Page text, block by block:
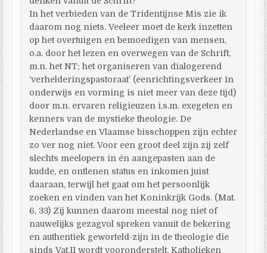
In het verbieden van de Tridentijnse Mis zie ik
daarom nog niets. Veeleer moet de kerk inzetten
op het overtuigen en bemoedigen van mensen,
o.a. door het lezen en overwegen van de Schrift,
m.n. het NT; het organiseren van dialogerend
‘verhelderingspastoraat’ (eenrichtingsverkeer in
onderwijs en vorming is niet meer van deze tijd)
door m.n. ervaren religieuzen i.s.m. exegeten en
kenners van de mystieke theologie. De
Nederlandse en Vlaamse bisschoppen zijn echter
zo ver nog niet. Voor een groot deel zijn zij zelf
slechts meelopers in én aangepasten aan de
kudde, en ontlenen status en inkomen juist
daaraan, terwijl het gaat om het persoonlijk
zoeken en vinden van het Koninkrijk Gods. (Mat.
6, 33) Zij kunnen daarom meestal nog niet of
nauwelijks gezagvol spreken vanuit de bekering
en authentiek geworteld-zijn in de theologie die
sinds Vat.II wordt vooronderstelt. Katholieken